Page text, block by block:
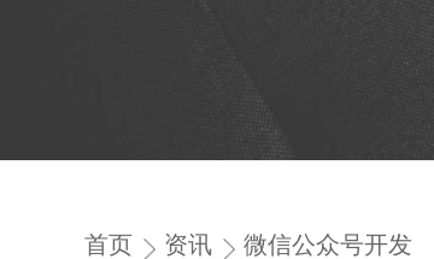
首页 资讯 微信公众号开发